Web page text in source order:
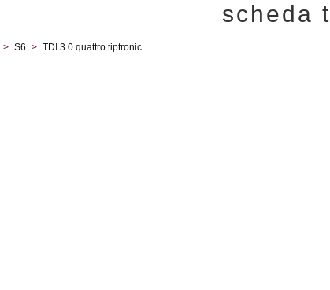
scheda
> S6 > TDI 3.0 quattro tiptronic